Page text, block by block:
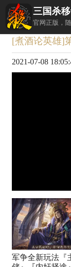
三国杀
官网正版，
返回
[煮酒论英雄]
2021-07-08
军争全新玩法『